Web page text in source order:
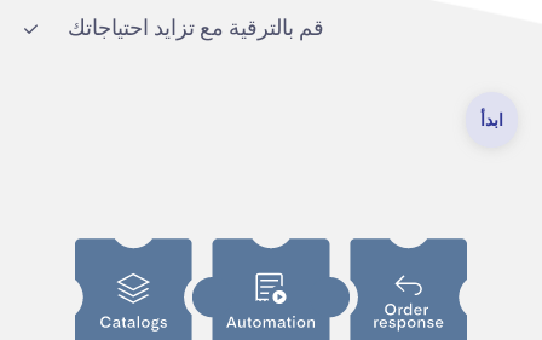
قم بالترقية مع تزايد احتياجاتك
ابدأ